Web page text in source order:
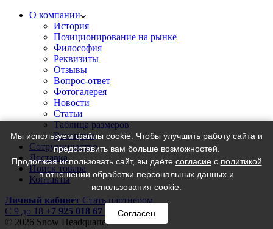
О компании
История
Позиционирование на рынке
Философия
Реквизиты
Отзывы
Вопрос-ответ
Фотогалерея
Новости
Статьи
Таблица размеров
Вакансии
Сотрудничество
Доставка
Поиск товара
Контакты
Личный кабинет Стать партнером
C 9 до 18 +7 925 018 67 18
© 2026 Snow Headquarter
Мы используем файлы cookie. Чтобы улучшить работу сайта и
предоставить вам больше возможностей.
Продолжая использовать сайт, вы даёте согласиес политикой
в отношении обработки персональных данных и
использования cookie.
Согласен